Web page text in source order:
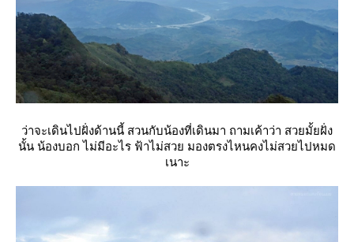
ว่าจะเดินไปฝั่งด้านนี้ สวนกับน้องที่เดินมา ถามเค้าว่า สวยมั้ยฝั่ง
นั้น น้องบอก ไม่มีอะไร ฟ้าไม่สวย มองตรงไหนคงไม่สวยไปหมด
เนาะ